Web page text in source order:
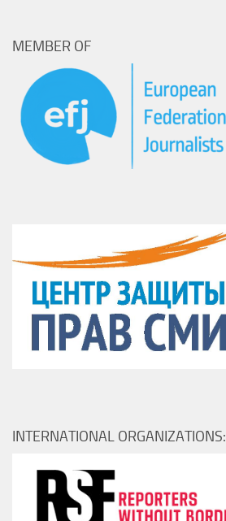
MEMBER OF
INTERNATIONAL ORGANIZATIONS: